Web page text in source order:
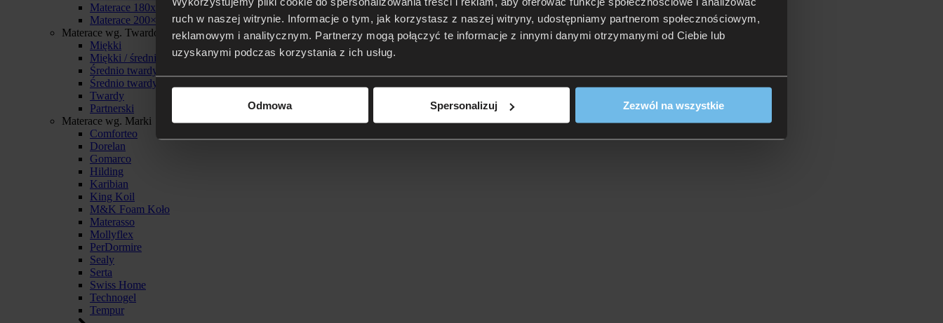
ruch w naszej witrynie. Informacje o tym, jak korzystasz z naszej witryny, udostępniamy partnerom społecznościowym,
reklamowym i analitycznym. Partnerzy mogą połączyć te informacje z innymi danymi otrzymanymi od Ciebie lub
uzyskanymi podczas korzystania z ich usług.
Odmowa Spersonalizuj Zezwól na wszystkie
Materace 180x200
Materace 200×200
Materace wg. Twardości
Miękki
Miękki / średnio twardy
Średnio twardy
Średnio twardy / twardy
Twardy
Partnerski
Materace wg. Marki
Comforteo
Dorelan
Gomarco
Hilding
Karibian
King Koil
M&K Foam Koło
Materasso
Mollyflex
PerDormire
Sealy
Serta
Swiss Home
Technogel
Tempur